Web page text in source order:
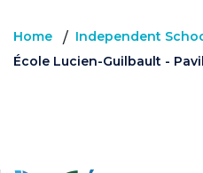
Home / Independent
École Lucien-Guilbault -